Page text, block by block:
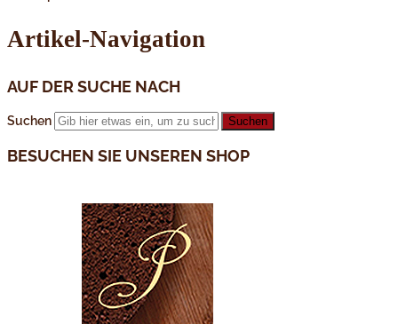
Artikel-Navigation
AUF DER SUCHE NACH
Suchen
BESUCHEN SIE UNSEREN SHOP